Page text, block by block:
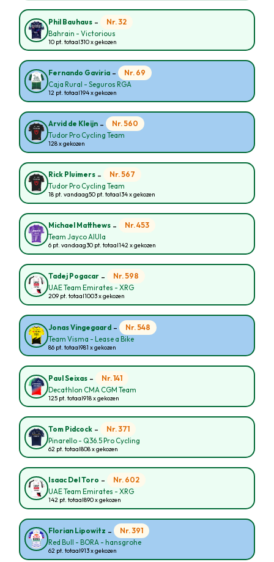
Phil Bauhaus - Nr. 32
Bahrain - Victorious
10 pt. totaal310 x gekozen
Fernando Gaviria - Nr. 69
Caja Rural - Seguros RGA
12 pt. totaal194 x gekozen
Arvid de Kleijn - Nr. 560
Tudor Pro Cycling Team
128 x gekozen
Rick Pluimers - Nr. 567
Tudor Pro Cycling Team
18 pt. vandaag50 pt. totaal34 x gekozen
Michael Matthews - Nr. 453
Team Jayco AlUla
6 pt. vandaag30 pt. totaal142 x gekozen
Tadej Pogacar - Nr. 598
UAE Team Emirates - XRG
209 pt. totaal1003 x gekozen
Jonas Vingegaard - Nr. 548
Team Visma - Lease a Bike
86 pt. totaal981 x gekozen
Paul Seixas - Nr. 141
Decathlon CMA CGM Team
125 pt. totaal918 x gekozen
Tom Pidcock - Nr. 371
Pinarello - Q36.5 Pro Cycling
62 pt. totaal808 x gekozen
Isaac Del Toro - Nr. 602
UAE Team Emirates - XRG
142 pt. totaal890 x gekozen
Florian Lipowitz - Nr. 391
Red Bull - BORA - hansgrohe
62 pt. totaal913 x gekozen